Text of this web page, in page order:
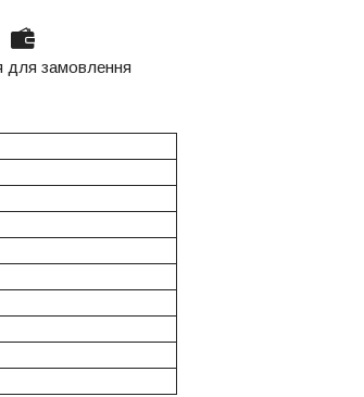
для замовлення